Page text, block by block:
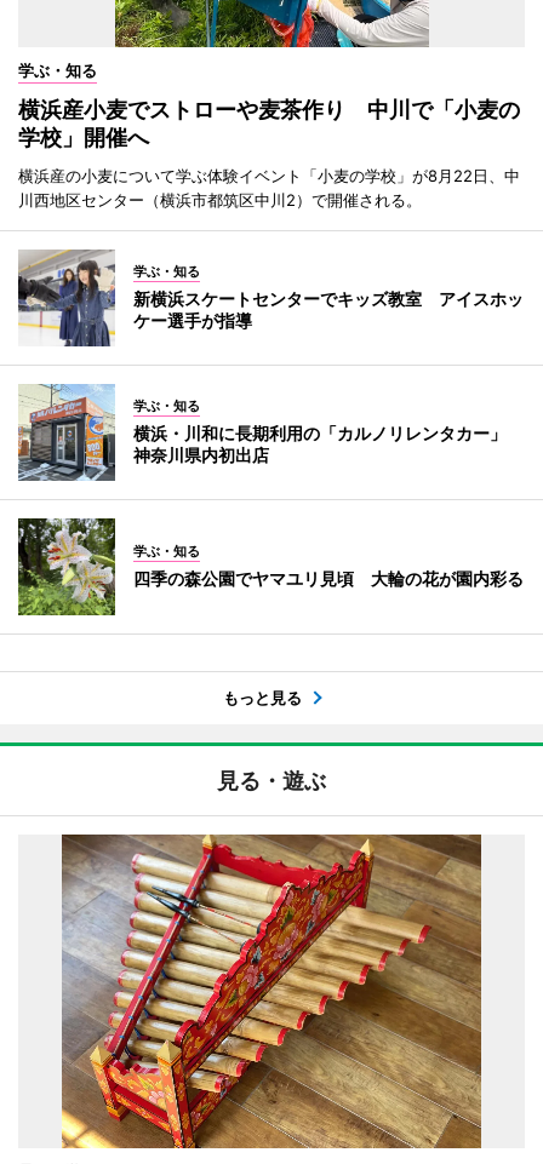
学ぶ・知る
横浜産小麦でストローや麦茶作り 中川で「小麦の
学校」開催へ
横浜産の小麦について学ぶ体験イベント「小麦の学校」が8月22日、中
川西地区センター（横浜市都筑区中川2）で開催される。
学ぶ・知る
新横浜スケートセンターでキッズ教室 アイスホッ
ケー選手が指導
学ぶ・知る
横浜・川和に長期利用の「カルノリレンタカー」
神奈川県内初出店
学ぶ・知る
四季の森公園でヤマユリ見頃 大輪の花が園内彩る
もっと見る
見る・遊ぶ